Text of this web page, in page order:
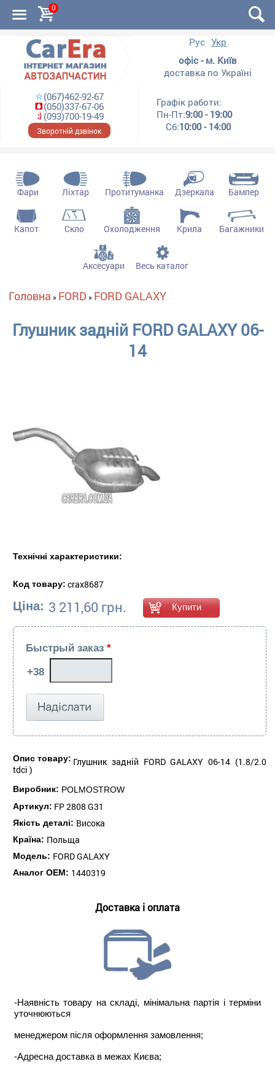
0
Рус Укр
офіс - м. Київ
доставка по Україні
(067)462-92-67
(050)337-67-06
(093)700-19-49
Зворотній дзвінок
Графік работи:
Пн-Пт:9:00 - 19:00
Сб:10:00 - 14:00
Фари Ліхтар Протитуманка Дзеркала Бампер
Капот Скло Охолодження Крила Багажники
Аксесуари Весь каталог
Ви є тут
Головна » FORD » FORD GALAXY
Глушник задній FORD GALAXY 06-
14
Технічні характеристики:
Код товару: crax8687
Ціна: 3 211,60 грн.
Быстрый заказ *
Опис товару: Глушник задній FORD GALAXY 06-14 (1.8/2.0
tdci )
Виробник: POLMOSTROW
Артикул: FP 2808 G31
Якість деталі: Висока
Країна: Польща
Модель: FORD GALAXY
Аналог ОЕМ: 1440319
Доставка і оплата
-Наявність товару на складі, мінімальна партія і терміни
уточнюються
менеджером після оформлення замовлення;
-Адресна доставка в межах Києва;